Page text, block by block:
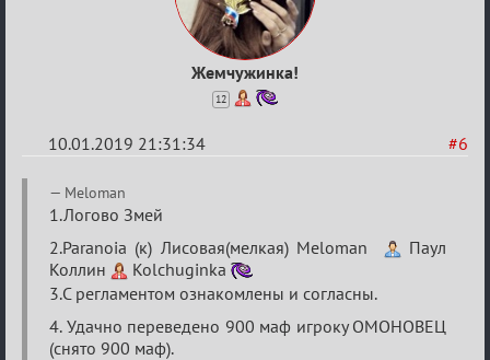
Жемчужинка!
12
#6
10.01.2019 21:31:34
Re:
VIII
Кубок
сумеречных
разборок
Meloman
1.Логово Змей
2.Paranoia (к) Лисовая(мелкая) Meloman
Паул
Коллин
Kolchuginka
3.С регламентом ознакомлены и согласны.
4. Удачно переведено 900 маф игроку ОМОНОВЕЦ
(снято 900 маф).